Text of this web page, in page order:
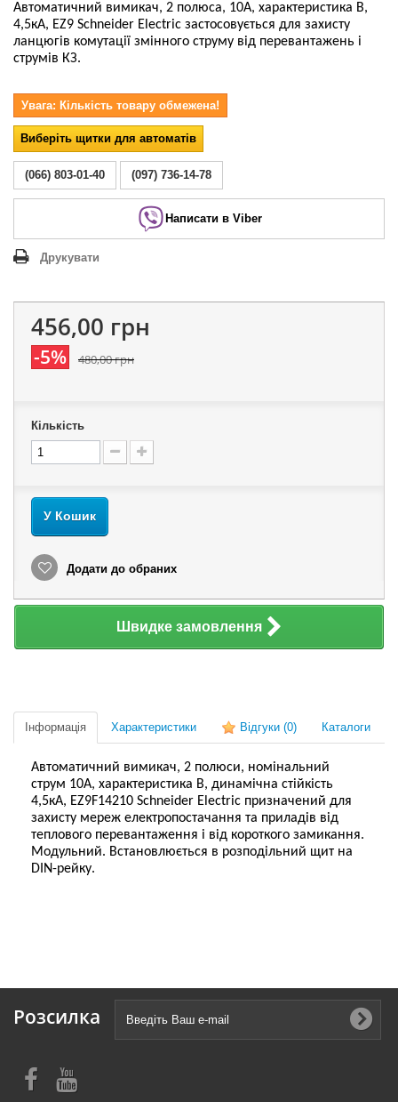
Автоматичний вимикач, 2 полюса, 10А, характеристика В,
4,5кА, EZ9 Schneider Electric застосовується для захисту
ланцюгів комутації змінного струму від перевантажень і
струмів КЗ.
Увага: Кількість товару обмежена!
Виберіть щитки для автоматів
(066) 803-01-40 (097) 736-14-78
Написати в Viber
Друкувати
456,00 грн
-5% 480,00 грн
Кількість
У Кошик
Додати до обраних
Швидке замовлення
Інформація Характеристики Відгуки (0) Каталоги
Автоматичний вимикач, 2 полюси, номінальний
струм 10А, характеристика В, динамічна стійкість
4,5кА, EZ9F14210 Schneider Electric призначений для
захисту мереж електропостачання та приладів від
теплового перевантаження і від короткого замикання.
Модульний. Встановлюється в розподільний щит на
DIN-рейку.
Розсилка